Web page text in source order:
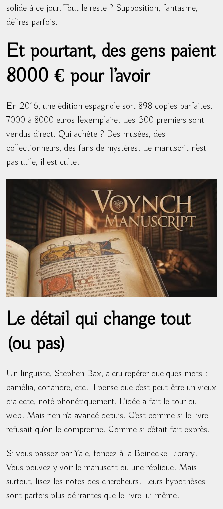
solide à ce jour. Tout le reste ? Supposition, fantasme,
délires parfois.
Et pourtant, des gens paient
8000 € pour l’avoir
En 2016, une édition espagnole sort 898 copies parfaites.
7000 à 8000 euros l’exemplaire. Les 300 premiers sont
vendus direct. Qui achète ? Des musées, des
collectionneurs, des fans de mystères. Le manuscrit n’est
pas utile, il est culte.
Le détail qui change tout
(ou pas)
Un linguiste, Stephen Bax, a cru repérer quelques mots :
camélia, coriandre, etc. Il pense que c’est peut-être un vieux
dialecte, noté phonétiquement. L’idée a fait le tour du
web. Mais rien n’a avancé depuis. C’est comme si le livre
refusait qu’on le comprenne. Comme si c’était fait exprès.
Si vous passez par Yale, foncez à la Beinecke Library.
Vous pouvez y voir le manuscrit ou une réplique. Mais
surtout, lisez les notes des chercheurs. Leurs hypothèses
sont parfois plus délirantes que le livre lui-même.